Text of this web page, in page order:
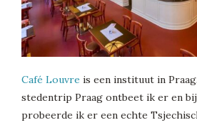
Café Louvre is een instituut in
stedentrip Praag ontbeet ik er en
probeerde ik er een echte